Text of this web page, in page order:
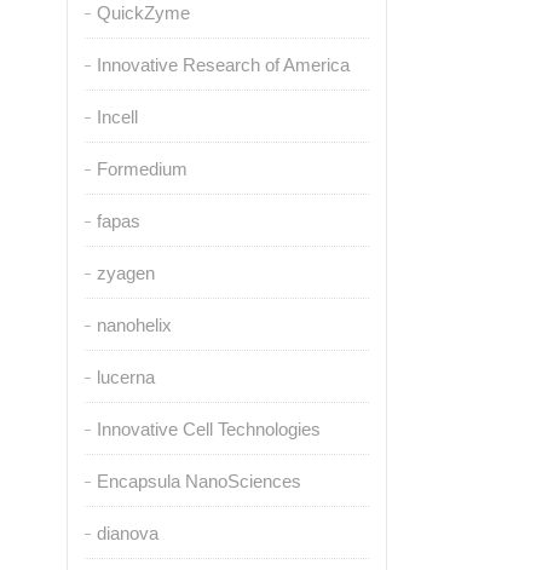
QuickZyme
Innovative Research of America
Incell
Formedium
fapas
zyagen
nanohelix
lucerna
Innovative Cell Technologies
Encapsula NanoSciences
dianova